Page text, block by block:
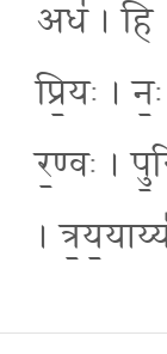
अध॑ । हि
प्रि॒यः ।
र॒ण्वः ।
।